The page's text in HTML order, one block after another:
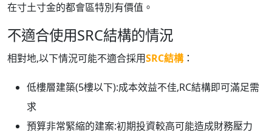
在寸土寸金的都會區特別有價值。
不適合使用SRC結構的情況
相對地,以下情況可能不適合採用SRC結構：
低樓層建築(5樓以下):成本效益不佳,RC結構即可滿足需
求
預算非常緊縮的建案:初期投資較高可能造成財務壓力